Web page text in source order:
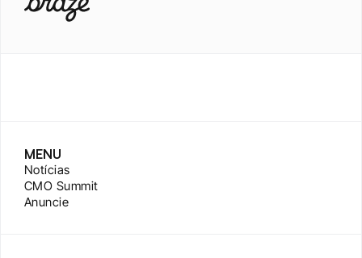
MENU
Notícias
CMO Summit
Anuncie